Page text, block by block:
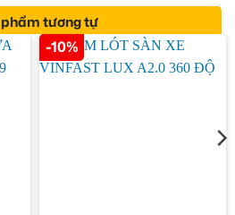
tương tự
-10%